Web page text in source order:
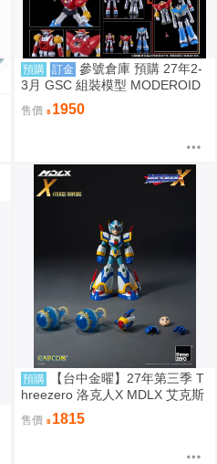
預購 訂金 參號倉庫 預購 27年2-
3月 GSC 組裝模型 MODEROID
UFO戰士阿波羅 大阿波羅 9/6 超
取免訂
售價 1950
預購
【台中金曜】27年第三季 T
hreezero 洛克人X MDLX 艾克斯
（武力裝甲） 一般版 0907
售價 1815